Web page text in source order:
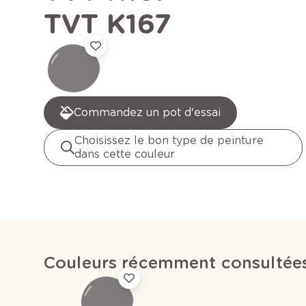
TVT K167
Commandez un pot d'essai
Choisissez le bon type de peinture
dans cette couleur
Couleurs récemment